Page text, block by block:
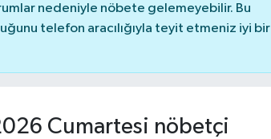
nedeniyle nöbete gelemeyebilir. Bu
telefon aracılığıyla teyit etmeniz iyi bir
Cumartesi nöbetçi